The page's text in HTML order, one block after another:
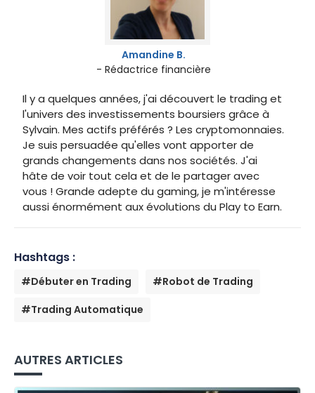
Amandine B.
- Rédactrice financière
Il y a quelques années, j'ai découvert le trading et
l'univers des investissements boursiers grâce à
Sylvain. Mes actifs préférés ? Les cryptomonnaies.
Je suis persuadée qu'elles vont apporter de
grands changements dans nos sociétés. J'ai
hâte de voir tout cela et de le partager avec
vous ! Grande adepte du gaming, je m'intéresse
aussi énormément aux évolutions du Play to Earn.
Hashtags :
#Débuter en Trading
#Robot de Trading
#Trading Automatique
AUTRES ARTICLES